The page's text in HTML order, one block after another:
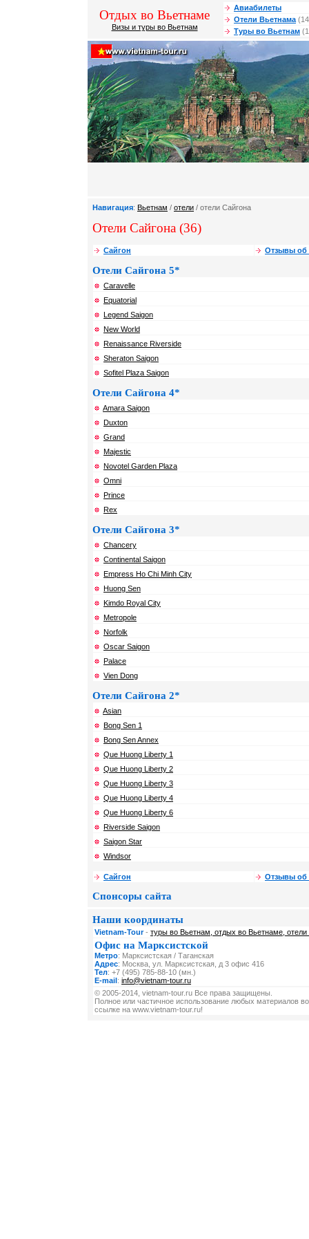
Отдых во Вьетнаме
Визы и туры во Вьетнам
Авиабилеты
Отели Вьетнама
Туры во Вьетнам
Навигация: Вьетнам / отели / отели Сайгона
Отели Сайгона (36)
Сайгон Отзывы об
Отели Сайгона 5*
Caravelle
Equatorial
Legend Saigon
New World
Renaissance Riverside
Sheraton Saigon
Sofitel Plaza Saigon
Отели Сайгона 4*
Amara Saigon
Duxton
Grand
Majestic
Novotel Garden Plaza
Omni
Prince
Rex
Отели Сайгона 3*
Chancery
Continental Saigon
Empress Ho Chi Minh City
Huong Sen
Kimdo Royal City
Metropole
Norfolk
Oscar Saigon
Palace
Vien Dong
Отели Сайгона 2*
Asian
Bong Sen 1
Bong Sen Annex
Que Huong Liberty 1
Que Huong Liberty 2
Que Huong Liberty 3
Que Huong Liberty 4
Que Huong Liberty 6
Riverside Saigon
Saigon Star
Windsor
Сайгон Отзывы об
Спонсоры сайта
Наши координаты
Vietnam-Tour- туры во Вьетнам, отдых во Вьетнаме,
Офис на Марксистской
Метро: Марксистская / Таганская
Адрес: Москва, ул. Марксистская, д 3 офис 416
Тел: +7 (495) 785-88-10 (мн.)
E-mail: info@vietnam-tour.ru
© 2005-2014, vietnam-tour.ru Все права защищены.
Полное или частичное использование любых материалов
ссылке на www.vietnam-tour.ru!